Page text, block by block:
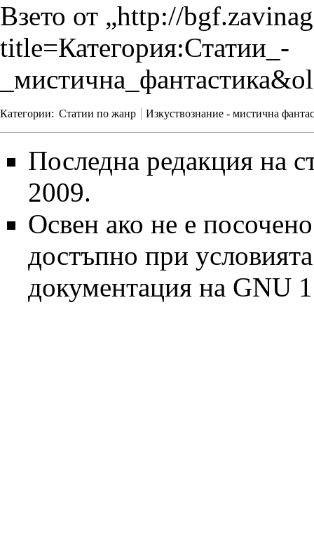
Взето от „http://
title=Категория:Статии_-
Категории: Статии по жанр Изкуствознание - мистична
Последна редакция на
2009.
Освен ако не е
достъпно при
документация на GNU